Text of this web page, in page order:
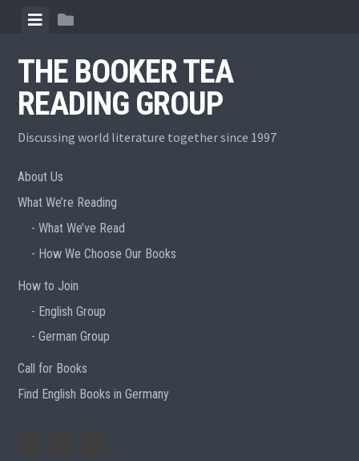
content
ViewView
THE BOOKER TEA
READING GROUP
Discussing world literature together since 1997
About Us
What We’re Reading
What We’ve Read
How We Choose Our Books
How to Join
English Group
German Group
Call for Books
Find English Books in Germany